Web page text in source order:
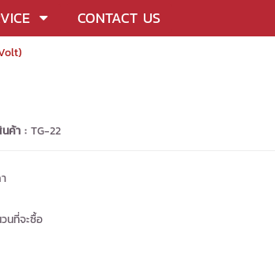
CONTACT US
ค้า : TG-22
นที่จะซื้อ